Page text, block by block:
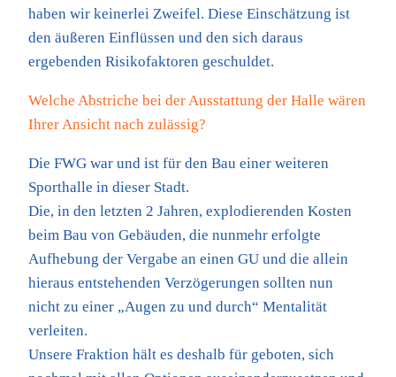
haben wir keinerlei Zweifel. Diese Einschätzung ist
den äußeren Einflüssen und den sich daraus
ergebenden Risikofaktoren geschuldet.
Welche Abstriche bei der Ausstattung der Halle wären
Ihrer Ansicht nach zulässig?
Die FWG war und ist für den Bau einer weiteren
Sporthalle in dieser Stadt.
Die, in den letzten 2 Jahren, explodierenden Kosten
beim Bau von Gebäuden, die nunmehr erfolgte
Aufhebung der Vergabe an einen GU und die allein
hieraus entstehenden Verzögerungen sollten nun
nicht zu einer „Augen zu und durch“ Mentalität
verleiten.
Unsere Fraktion hält es deshalb für geboten, sich